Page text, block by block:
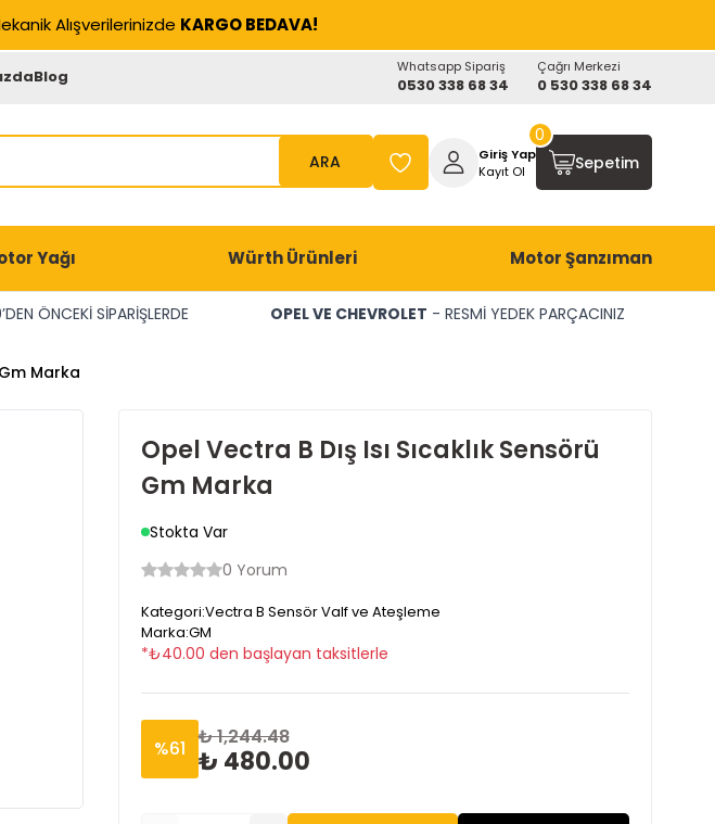
Alışverilerinizde KARGO BEDAVA!
Blog Whatsapp Sipariş
0530 338 68 34
Çağrı Merkezi
0 530 338 68 34
ARA
Giriş Yap
Kayıt Ol
Sepetim
0
Yağı Würth Ürünleri Motor Şanzıman
ÖNCEKİ SİPARİŞLERDE OPEL VE CHEVROLET - RESMİ YEDEK PARÇACINIZ
Marka
Opel Vectra B Dış Isı Sıcaklık Sensörü
Gm Marka
Stokta Var
0 Yorum
Kategori:Vectra B Sensör Valf ve Ateşleme
Marka:GM
*₺40.00 den başlayan taksitlerle
%61 ₺ 1,244.48
₺ 480.00